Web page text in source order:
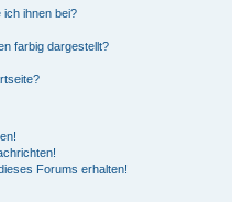
ich ihnen bei?
farbig dargestellt?
Forums erhalten!